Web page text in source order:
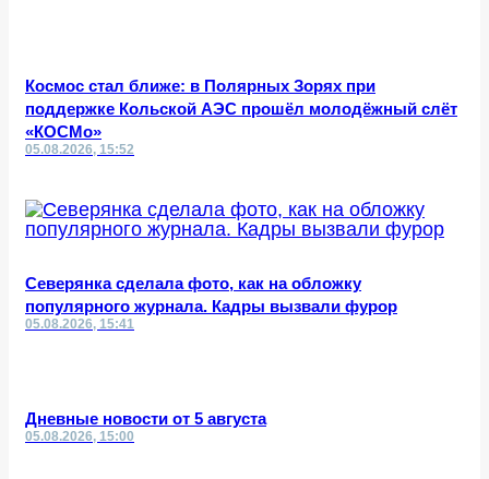
Космос стал ближе: в Полярных Зорях при
поддержке Кольской АЭС прошёл молодёжный слёт
«КОСМо»
05.08.2026, 15:52
Северянка сделала фото, как на обложку
популярного журнала. Кадры вызвали фурор
05.08.2026, 15:41
Дневные новости от 5 августа
05.08.2026, 15:00